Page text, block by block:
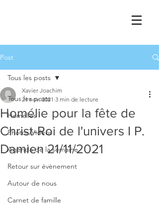
Post
Tous les posts
Homélies
Photos/Vidéos
Agenda de la semaine
Retour sur évènement
Autour de nous
Carnet de famille
Tous les posts
Homélie pour la fête de
Christ-Roi de l'univers I P.
Damien 21/11/2021
Xavier Joachim
21 nov. 2021 3 min de lecture